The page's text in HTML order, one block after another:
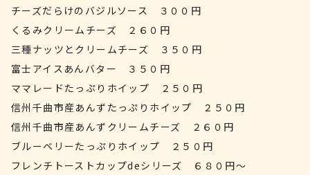
チーズだらけのバジルソース ３００円
くるみクリームチーズ ２６０円
三種ナッツとクリームチーズ ３５０円
富士アイスあんバター ３５０円
ママレードたっぷりホイップ ２５０円
信州千曲市産あんずたっぷりホイップ ２５０円
信州千曲市産あんずクリームチーズ ２６０円
ブルーベリーたっぷりホイップ ２５０円
フレンチトーストカップdeシリーズ ６８０円～